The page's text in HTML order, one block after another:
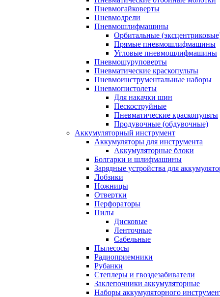
Пневмогайковерты
Пневмодрели
Пневмошлифмашины
Орбитальные
Прямые пневмошлифмашины
Угловые пневмошлифмашины
Пневмошуруповерты
Пневматические краскопульты
Пневмоинструментальные наборы
Пневмопистолеты
Для накачки шин
Пескоструйные
Пневматические краскопульты
Продувочные (обдувочные)
Аккумуляторный инструмент
Аккумуляторы для инструмента
Аккумуляторные блоки
Болгарки и шлифмашины
Зарядные устройства для
Лобзики
Ножницы
Отвертки
Перфораторы
Пилы
Дисковые
Ленточные
Сабельные
Пылесосы
Радиоприемники
Рубанки
Степлеры и гвоздезабиватели
Заклепочники аккумуляторные
Наборы аккумуляторного